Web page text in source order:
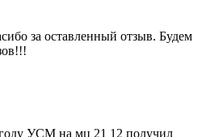
за оставленный отзыв. Будем
УСМ на мц 21 12 получил